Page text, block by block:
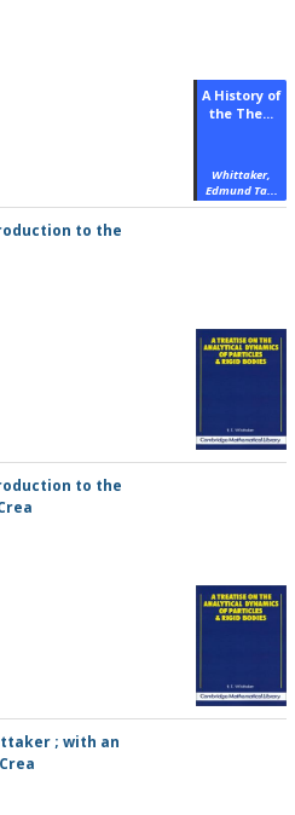
A History of
the The...
Whittaker,
Edmund Ta...
to the
to the
; with an